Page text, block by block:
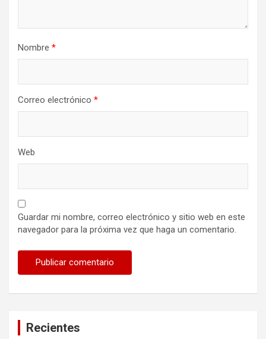
Nombre *
Correo electrónico *
Web
Guardar mi nombre, correo electrónico y sitio web en este
navegador para la próxima vez que haga un comentario.
Recientes